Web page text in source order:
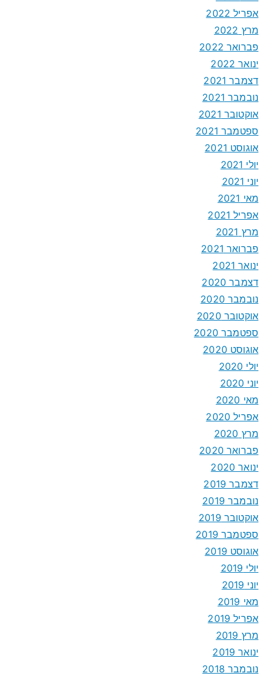
אפריל 2022
מרץ 2022
פברואר 2022
ינואר 2022
דצמבר 2021
נובמבר 2021
אוקטובר 2021
ספטמבר 2021
אוגוסט 2021
יולי 2021
יוני 2021
מאי 2021
אפריל 2021
מרץ 2021
פברואר 2021
ינואר 2021
דצמבר 2020
נובמבר 2020
אוקטובר 2020
ספטמבר 2020
אוגוסט 2020
יולי 2020
יוני 2020
מאי 2020
אפריל 2020
מרץ 2020
פברואר 2020
ינואר 2020
דצמבר 2019
נובמבר 2019
אוקטובר 2019
ספטמבר 2019
אוגוסט 2019
יולי 2019
יוני 2019
מאי 2019
אפריל 2019
מרץ 2019
ינואר 2019
נובמבר 2018